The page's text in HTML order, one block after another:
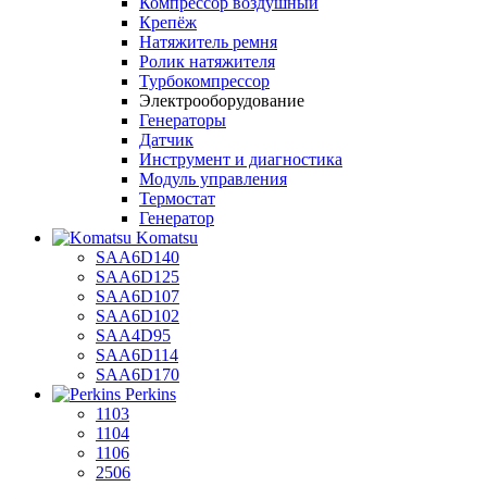
Крепёж
Натяжитель ремня
Ролик натяжителя
Турбокомпрессор
Электрооборудование
Генераторы
Датчик
Инструмент и диагностика
Модуль управления
Термостат
Генератор
Komatsu
SAA6D140
SAA6D125
SAA6D107
SAA6D102
SAA4D95
SAA6D114
SAA6D170
Perkins
1103
1104
1106
2506